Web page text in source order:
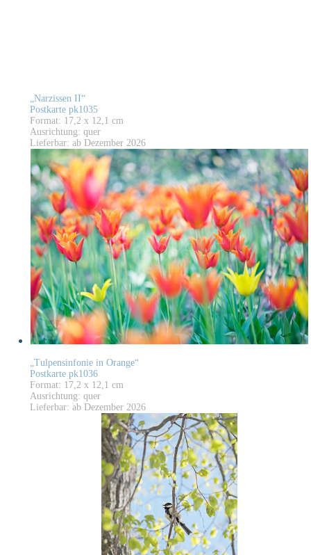
„Narzissen II“
Postkarte pk1035
Format: 17,2 x 12,1 cm
Ausrichtung: quer
Lieferbar: ab Dezember 2026
„Tulpensinfonie in Orange“
Postkarte pk1036
Format: 17,2 x 12,1 cm
Ausrichtung: quer
Lieferbar: ab Dezember 2026